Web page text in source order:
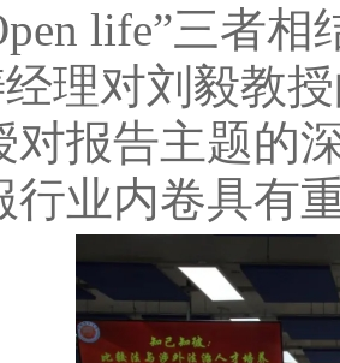
life”三者相
理对刘毅教
对报告主题的
行业内卷具有